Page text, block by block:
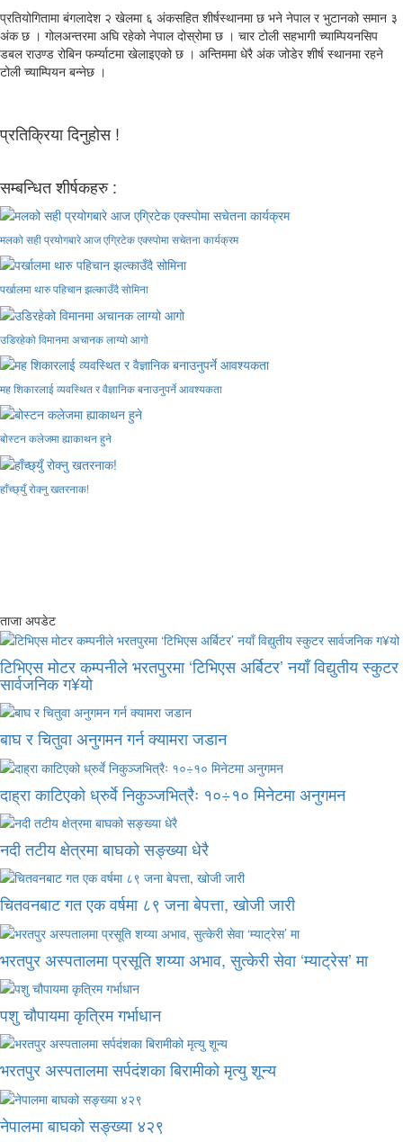
प्रतियोगितामा बंगलादेश २ खेलमा ६ अंकसहित शीर्षस्थानमा छ भने नेपाल र भुटानको समान ३
अंक छ । गोलअन्तरमा अघि रहेको नेपाल दोस्रोमा छ । चार टोली सहभागी च्याम्पियनसिप
डबल राउण्ड रोबिन फर्म्याटमा खेलाइएको छ । अन्तिममा धेरै अंक जोडेर शीर्ष स्थानमा रहने
टोली च्याम्पियन बन्नेछ ।
प्रतिक्रिया दिनुहोस !
सम्बन्धित शीर्षकहरु :
मलको सही प्रयोगबारे आज एग्रिटेक एक्स्पोमा सचेतना कार्यक्रम
पर्खालमा थारु पहिचान झल्काउँदै सोमिना
उडिरहेको विमानमा अचानक लाग्यो आगो
मह शिकारलाई व्यवस्थित र वैज्ञानिक बनाउनुपर्ने आवश्यकता
बोस्टन कलेजमा ह्याकाथन हुने
हाँच्छ्युँ रोक्नु खतरनाक!
ताजा अपडेट
टिभिएस मोटर कम्पनीले भरतपुरमा ‘टिभिएस अर्बिटर’ नयाँ विद्युतीय स्कुटर
सार्वजनिक ग¥यो
बाघ र चितुवा अनुगमन गर्न क्यामरा जडान
दाह्रा काटिएको ध्रुर्वे निकुञ्जभित्रैः १०÷१० मिनेटमा अनुगमन
नदी तटीय क्षेत्रमा बाघको सङ्ख्या धेरै
चितवनबाट गत एक वर्षमा ८९ जना बेपत्ता, खोजी जारी
भरतपुर अस्पतालमा प्रसूति शय्या अभाव, सुत्केरी सेवा ‘म्याट्रेस’ मा
पशु चौपायमा कृत्रिम गर्भाधान
भरतपुर अस्पतालमा सर्पदंशका बिरामीको मृत्यु शून्य
नेपालमा बाघको सङ्ख्या ४२९